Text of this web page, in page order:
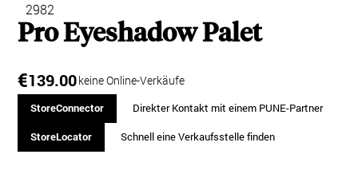
2982
Pro Eyeshadow Palet
€139.00keine Online-Verkäufe
StoreConnector Direkter Kontakt mit einem PUNE-Partner
StoreLocator Schnell eine Verkaufsstelle finden